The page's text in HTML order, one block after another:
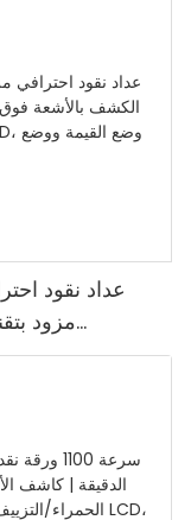
مزود
المغناطيسية/